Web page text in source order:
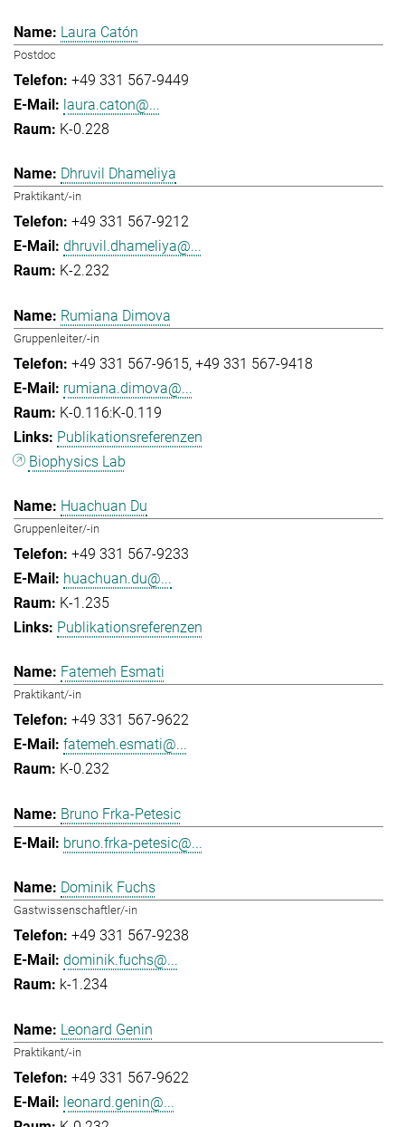
Laura Catón
Postdoc
+49 331 567-9449
laura.caton@...
K-0.228
Dhruvil Dhameliya
Praktikant/-in
+49 331 567-9212
dhruvil.dhameliya@...
K-2.232
Rumiana Dimova
Gruppenleiter/-in
+49 331 567-9615 +49 331 567-9418
rumiana.dimova@...
K-0.116:K-0.119
Publikationsreferenzen
Biophysics Lab
Huachuan Du
Gruppenleiter/-in
+49 331 567-9233
huachuan.du@...
K-1.235
Publikationsreferenzen
Fatemeh Esmati
Praktikant/-in
+49 331 567-9622
fatemeh.esmati@...
K-0.232
Bruno Frka-Petesic
bruno.frka-petesic@...
Dominik Fuchs
Gastwissenschaftler/-in
+49 331 567-9238
dominik.fuchs@...
k-1.234
Leonard Genin
Praktikant/-in
+49 331 567-9622
leonard.genin@...